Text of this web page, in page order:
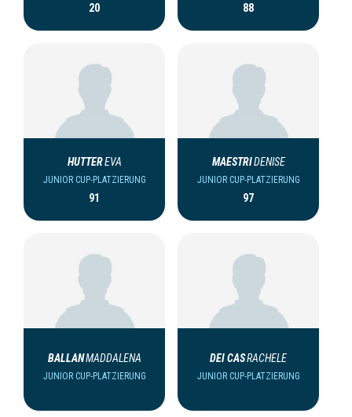
20 88
HUTTEREVA
JUNIOR CUP-PLATZIERUNG
91
MAESTRIDENISE
JUNIOR CUP-PLATZIERUNG
97
BALLANMADDALENA
JUNIOR CUP-PLATZIERUNG
DEI CASRACHELE
JUNIOR CUP-PLATZIERUNG